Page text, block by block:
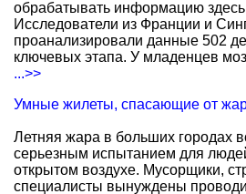
обрабатывать информацию здесь
Исследователи из Франции и
проанализировали данные 502
ключевых этапа. У младенцев
...>>
Умные жилеты, спасающие от
Летняя жара в больших городах
серьезным испытанием для
открытом воздухе. Мусорщики,
специалисты вынуждены